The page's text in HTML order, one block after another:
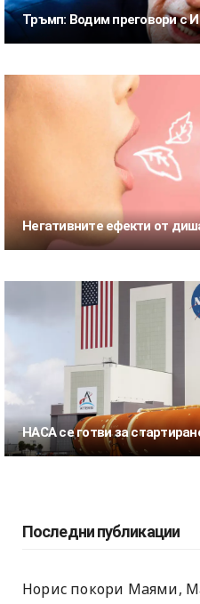
Тръмп: Водим преговори с
Негативните ефекти от
НАСА се готви за
Последни публикации
Норис покори Маями,